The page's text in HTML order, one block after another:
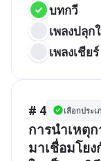
บทกวี
เพลงปลุก
เพลงเชียร์
# 4 เลือกประเ
การนำเหตุ
มาเชื่อมโย